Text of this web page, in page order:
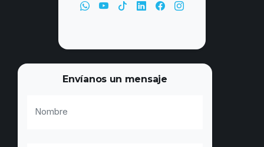
Envíanos un mensaje
Nombre